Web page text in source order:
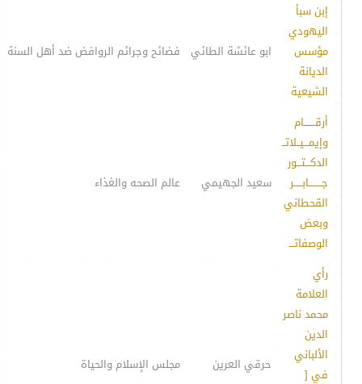
إبن سبأ
اليهودي
مؤسس
الديانة
الشيعية
ابو عائشة الطائي فضائح وجرائم الروافض ضد أهل السنة
أرقـــــــام
وإيمـــيــلاتــ
الدكـــتـــور
جــــــــابـــــر
القحطاني
وبعض
الوصفاتـــ
سعيد الجهيمي عالم الصحه والغذاء
رأي
العلامة
محمد ناصر
الدين
الألباني
في [
حرقي العرين مجلس الإسلام والحياة